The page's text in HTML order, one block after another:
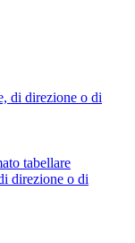
di direzione o di
tabellare
direzione o di